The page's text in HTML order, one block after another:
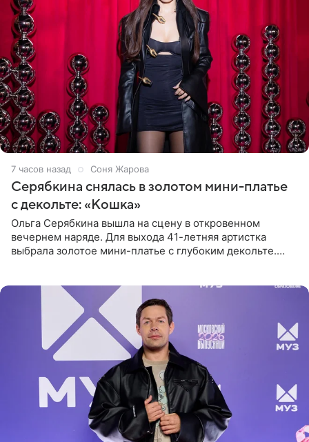
7 часов назад Соня Жарова
Серябкина снялась в золотом мини-платье
с декольте: «Кошка»
Ольга Серябкина вышла на сцену в откровенном
вечернем наряде. Для выхода 41-летняя артистка
выбрала золотое мини-платье с глубоким декольте.